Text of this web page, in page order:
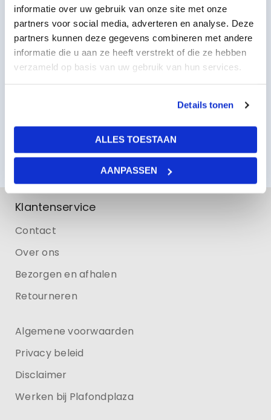
informatie over uw gebruik van onze site met onze
partners voor social media, adverteren en analyse. Deze
partners kunnen deze gegevens combineren met andere
informatie die u aan ze heeft verstrekt of die ze hebben
verzameld op basis van uw gebruik van hun services.
Details tonen
ALLES TOESTAAN
AANPASSEN
LED wolkenplafond 6x6
Klantenservice
Contact
Over ons
Bezorgen en afhalen
Retourneren
Algemene voorwaarden
Privacy beleid
Disclaimer
Werken bij Plafondplaza